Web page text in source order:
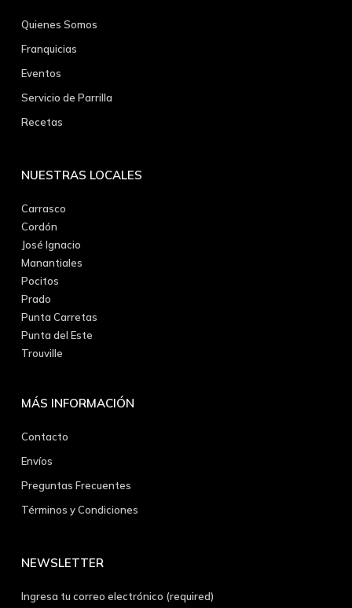
Quienes Somos
Franquicias
Eventos
Servicio de Parrilla
Recetas
NUESTRAS LOCALES
Carrasco
Cordón
José Ignacio
Manantiales
Pocitos
Prado
Punta Carretas
Punta del Este
Trouville
MÁS INFORMACIÓN
Contacto
Envíos
Preguntas Frecuentes
Términos y Condiciones
NEWSLETTER
Ingresa tu correo electrónico (required)